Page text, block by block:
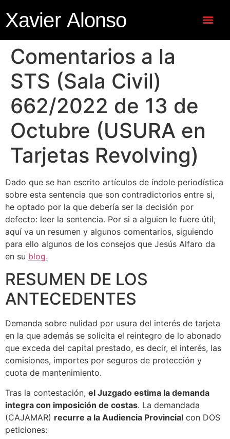
Xavier Alonso
Comentarios a la
STS (Sala Civil)
662/2022 de 13 de
Octubre (USURA en
Tarjetas Revolving)
Dado que se han escrito artículos de índole periodística
sobre esta sentencia que son contradictorios entre si,
he optado por la que debería ser la decisión por
defecto: leer la sentencia. Por si a alguien le fuere útil,
aquí va un resumen y algunos comentarios, siguiendo
para ello algunos de los consejos que Jesús Alfaro da
en su blog.
RESUMEN DE LOS
ANTECEDENTES
Demanda sobre nulidad por usura del interés de tarjeta
en la que además se solicita el reintegro de lo abonado
que exceda del capital prestado, es decir, el interés, las
comisiones, importes por seguros de protección y
cuota de mantenimiento.
Tras la contestación, el Juzgado estima la demanda
integra con imposición de costas. La demandada
(CAJAMAR) recurre a la Audiencia Provincial con DOS
peticiones: